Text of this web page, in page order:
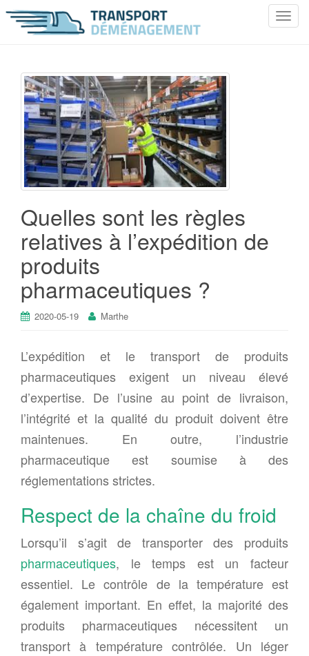
T
Quelles sont les règles
relatives à l’expédition de
produits
pharmaceutiques ?
2020-05-19 Marthe
L’expédition et le transport de produits
pharmaceutiques exigent un niveau élevé
d’expertise. De l’usine au point de livraison,
l’intégrité et la qualité du produit doivent être
maintenues. En outre, l’industrie
pharmaceutique est soumise à des
réglementations strictes.
Respect de la chaîne du froid
Lorsqu’il s’agit de transporter des produits
pharmaceutiques, le temps est un facteur
essentiel. Le contrôle de la température est
également important. En effet, la majorité des
produits pharmaceutiques nécessitent un
transport à température contrôlée. Un léger